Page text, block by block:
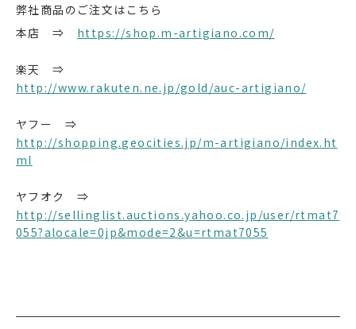
弊社商品のご注文はこちら
本店 ⇒ https://shop.m-artigiano.com/
楽天 ⇒
http://www.rakuten.ne.jp/gold/auc-artigiano/
ヤフー ⇒
http://shopping.geocities.jp/m-artigiano/index.ht
ml
ヤフオク ⇒
http://sellinglist.auctions.yahoo.co.jp/user/rtmat7
055?alocale=0jp&mode=2&u=rtmat7055